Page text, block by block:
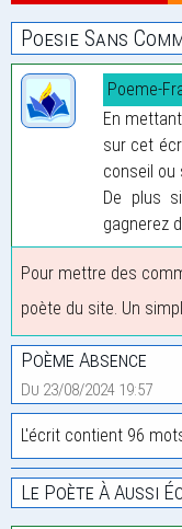
Poesie Sans
Poeme-
En
sur cet
conseil ou
De plus
gagnerez
Pour mettre des
poète du site. Un
Poème Absence
Du 23/08/2024 19:57
L'écrit contient 96
Le Poète À Aussi